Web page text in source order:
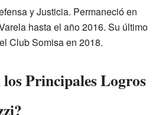
y Justicia. Permaneció en
hasta el año 2016. Su último
Club Somisa en 2018.
Principales Logros